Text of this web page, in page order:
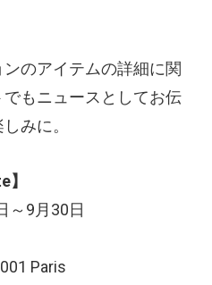
のアイテムの詳細に関
もニュースとしてお伝
みに。
～9月30日
Paris